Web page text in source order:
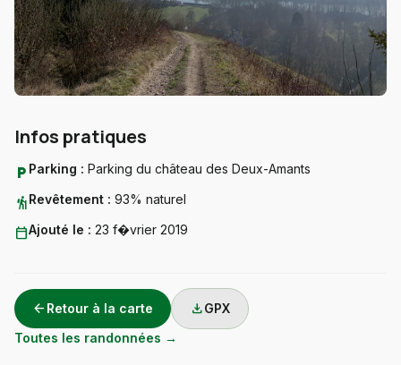
Infos pratiques
local_parking Parking : Parking du château des Deux-Amants
hikingRevêtement : 93% naturel
calendar_todayAjouté le : 23 f�vrier 2019
arrow_back Retour à la carte downloadGPX
Toutes les randonnées →